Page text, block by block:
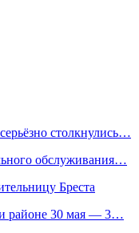
столкнулись…
обслуживания…
Бреста
и районе 30 мая — 3…